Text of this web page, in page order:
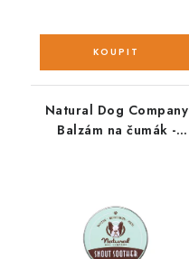
Natural Dog Company
Balzám na čumák -